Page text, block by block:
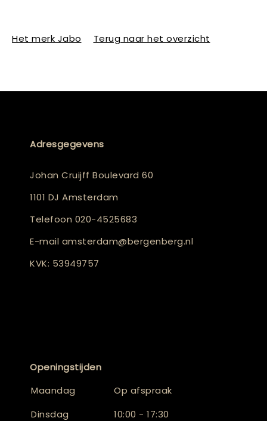
Het merk Jabo Terug naar het overzicht
Adresgegevens
Johan Cruijff Boulevard 60
1101 DJ Amsterdam
Telefoon 020-4525683
E-mail amsterdam@bergenberg.nl
KVK: 53949757
Openingstijden
Maandag
Op afspraak
Dinsdag
10:00 - 17:30